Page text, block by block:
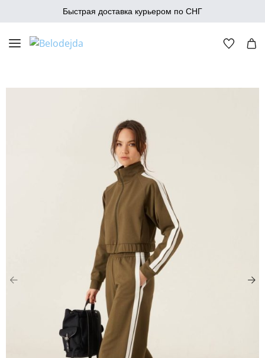
Быстрая доставка курьером по СНГ